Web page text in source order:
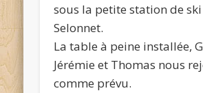
sous la petite station de
Selonnet.
La table à peine installée,
Jérémie et Thomas nous
comme prévu.